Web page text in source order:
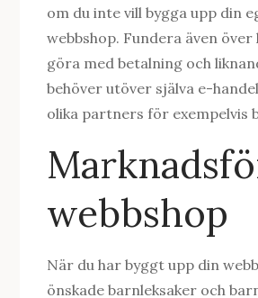
om du inte vill bygga upp din
webbshop. Fundera även över
göra med betalning och
behöver utöver själva e-
olika partners för exempelvis
webbshop
När du har byggt upp din
önskade barnleksaker och